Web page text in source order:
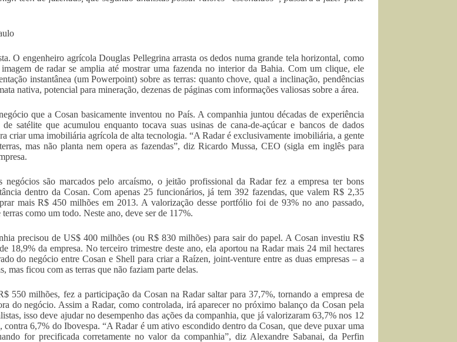
O engenheiro agrícola Douglas Pellegrina arrasta os dedos numa grande tela horizontal, como
de radar se amplia até mostrar uma fazenda no interior da Bahia. Com um clique, ele
instantânea (um Powerpoint) sobre as terras: quanto chove, qual a inclinação, pendências
nativa, potencial para mineração, dezenas de páginas com informações valiosas sobre a área.
que a Cosan basicamente inventou no País. A companhia juntou décadas de experiência
satélite que acumulou enquanto tocava suas usinas de cana-de-açúcar e bancos de dados
criar uma imobiliária agrícola de alta tecnologia. “A Radar é exclusivamente imobiliária, a gente
mas não planta nem opera as fazendas”, diz Ricardo Mussa, CEO (sigla em inglês para
são marcados pelo arcaísmo, o jeitão profissional da Radar fez a empresa ter bons
dentro da Cosan. Com apenas 25 funcionários, já tem 392 fazendas, que valem R$ 2,35
mais R$ 450 milhões em 2013. A valorização desse portfólio foi de 93% no ano passado,
como um todo. Neste ano, deve ser de 117%.
precisou de US$ 400 milhões (ou R$ 830 milhões) para sair do papel. A Cosan investiu R$
18,9% da empresa. No terceiro trimestre deste ano, ela aportou na Radar mais 24 mil hectares
do negócio entre Cosan e Shell para criar a Raízen, joint-venture entre as duas empresas – a
mas ficou com as terras que não faziam parte delas.
550 milhões, fez a participação da Cosan na Radar saltar para 37,7%, tornando a empresa de
do negócio. Assim a Radar, como controlada, irá aparecer no próximo balanço da Cosan pela
isso deve ajudar no desempenho das ações da companhia, que já valorizaram 63,7% nos 12
contra 6,7% do Ibovespa. “A Radar é um ativo escondido dentro da Cosan, que deve puxar uma
for precificada corretamente no valor da companhia”, diz Alexandre Sabanai, da Perfin